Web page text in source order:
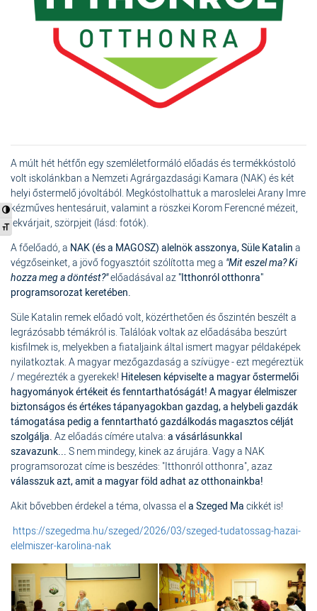
Nagy kontraszt váltása
Betűméret váltása
A múlt hét hétfőn egy szemléletformáló előadás és termékkóstoló
volt iskolánkban a Nemzeti Agrárgazdasági Kamara (NAK) és két
helyi őstermelő jóvoltából. Megkóstolhattuk a maroslelei Arany Imre
kézműves hentesáruit, valamint a röszkei Korom Ferencné mézeit,
lekvárjait, szörpjeit (lásd: fotók).
A főelőadó, a NAK (és a MAGOSZ) alelnök asszonya, Süle Katalin a
végzőseinket, a jövő fogyasztóit szólította meg a "Mit eszel ma? Ki
hozza meg a döntést?"előadásával az "Itthonról otthonra"
programsorozat keretében.
Süle Katalin remek előadó volt, közérthetően és őszintén beszélt a
legrázósabb témákról is. Találóak voltak az előadásába beszúrt
kisfilmek is, melyekben a fiataljaink által ismert magyar példaképek
nyilatkoztak. A magyar mezőgazdaság a szívügye - ezt megéreztük
/ megérezték a gyerekek! Hitelesen képviselte a magyar őstermelői
hagyományok értékeit és fenntarthatóságát! A magyar élelmiszer
biztonságos és értékes tápanyagokban gazdag, a helybeli gazdák
támogatása pedig a fenntartható gazdálkodás magasztos célját
szolgálja. Az előadás címére utalva: a vásárlásunkkal
szavazunk... S nem mindegy, kinek az árujára. Vagy a NAK
programsorozat címe is beszédes: "Itthonról otthonra", azaz
válasszuk azt, amit a magyar föld adhat az otthonainkba!
Akit bővebben érdekel a téma, olvassa el a Szeged Ma cikkét is!
https://szegedma.hu/szeged/2026/03/szeged-tudatossag-hazai-
elelmiszer-karolina-nak